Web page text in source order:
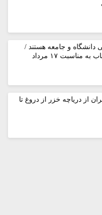
دانشگاه و جامعه هستند /
مناسبت ۱۷ مرداد
از دریاچه خزر از دروغ تا